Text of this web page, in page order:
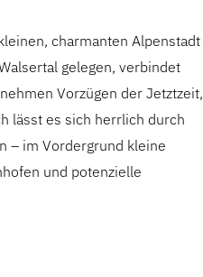
charmanten Alpenstadt
gelegen, verbindet
Vorzügen der Jetztzeit,
lässt es sich herrlich durch
– im Vordergrund kleine
und potenzielle